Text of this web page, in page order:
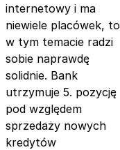
internetowy i ma
niewiele placówek, to
w tym temacie radzi
sobie naprawdę
solidnie. Bank
utrzymuje 5. pozycję
pod względem
sprzedaży nowych
kredytów